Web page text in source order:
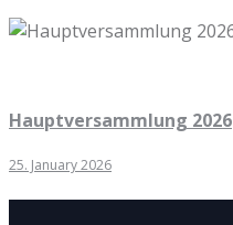
Hauptversammlung 2026
25. January 2026